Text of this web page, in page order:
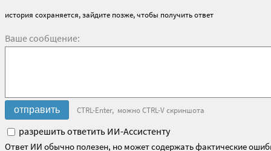
история сохраняется, зайдите позже, чтобы получить ответ
Ваше сообщение:
CTRL-Enter, можно CTRL-V скриншота
разрешить ответить ИИ-Ассистенту
Ответ ИИ обычно полезен, но может содержать фактические